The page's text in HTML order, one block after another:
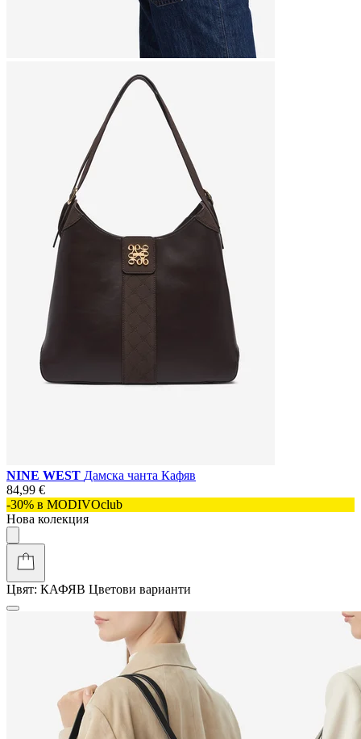
NINE WEST Дамска чанта Кафяв
84,99 €
-30% в MODIVOclub
Нова колекция
Цвят: КАФЯВ Цветови варианти